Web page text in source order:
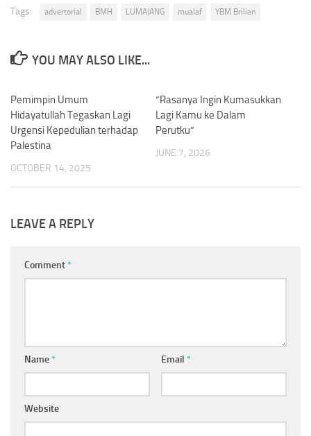
Tags: advertorial BMH LUMAJANG mualaf YBM Brilian
YOU MAY ALSO LIKE...
Pemimpin Umum
Hidayatullah Tegaskan Lagi
Urgensi Kepedulian terhadap
Palestina
OCTOBER 14, 2025
“Rasanya Ingin Kumasukkan
Lagi Kamu ke Dalam
Perutku”
JUNE 7, 2026
LEAVE A REPLY
Comment*
Name* Email *
Website